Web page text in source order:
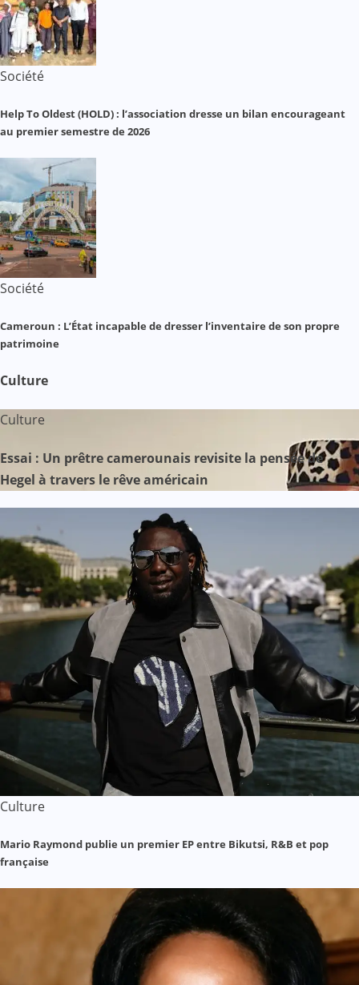
Société
Help To Oldest (HOLD) : l’association dresse un bilan encourageant
au premier semestre de 2026
Société
Cameroun : L’État incapable de dresser l’inventaire de son propre
patrimoine
Culture
Culture
Essai : Un prêtre camerounais revisite la pensée de
Hegel à travers le rêve américain
Culture
Mario Raymond publie un premier EP entre Bikutsi, R&B et pop
française